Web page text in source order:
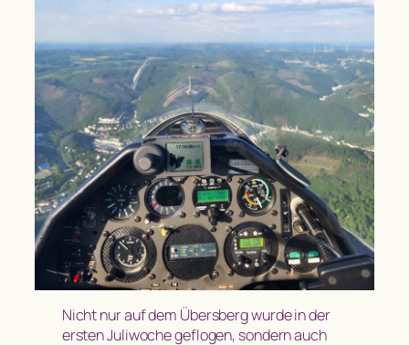
Nicht nur auf dem Übersberg wurde in der
ersten Juliwoche geflogen, sondern auch